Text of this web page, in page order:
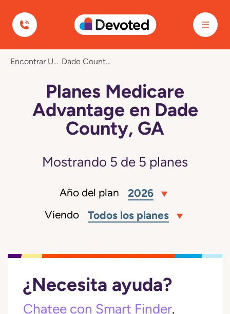
Devoted Health
Encontrar Un Plan Dade County, GA
Planes Medicare
Advantage en Dade
County, GA
Mostrando 5 de 5 planes
Año del plan 2026
Viendo Todos los planes
¿Necesita ayuda?
Chatee con Smart Finder.